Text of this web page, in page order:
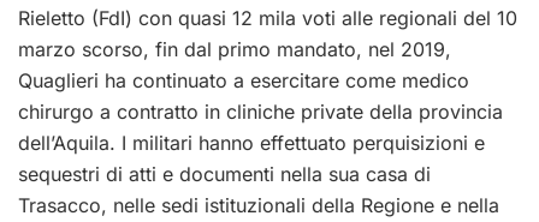
Rieletto (FdI) con quasi 12 mila voti alle regionali del 10
marzo scorso, fin dal primo mandato, nel 2019,
Quaglieri ha continuato a esercitare come medico
chirurgo a contratto in cliniche private della provincia
dell’Aquila. I militari hanno effettuato perquisizioni e
sequestri di atti e documenti nella sua casa di
Trasacco, nelle sedi istituzionali della Regione e nella